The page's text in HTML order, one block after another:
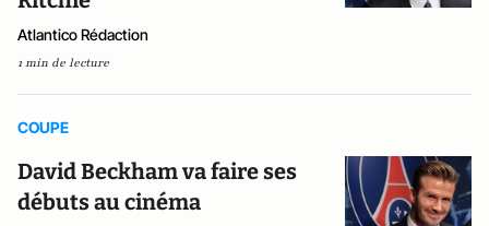
Atlantico Rédaction
1 min de lecture
COUPE
David Beckham va faire ses
débuts au cinéma